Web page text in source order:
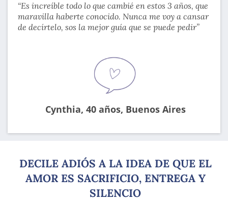
“Es increíble todo lo que cambié en estos 3 años, que
maravilla haberte conocido. Nunca me voy a cansar
de decírtelo, sos la mejor guía que se puede pedir”
Cynthia, 40 años, Buenos Aires
DECILE ADIÓS A LA IDEA DE QUE EL
AMOR ES SACRIFICIO, ENTREGA Y
SILENCIO